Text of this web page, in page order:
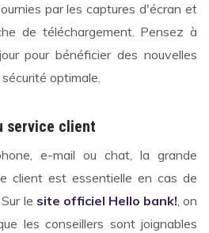
par les captures d'écran et
de téléchargement. Pensez à
pour bénéficier des nouvelles
optimale.
service client
e-mail ou chat, la grande
client est essentielle en cas de
le site officiel Hello bank!, on
les conseillers sont joignables